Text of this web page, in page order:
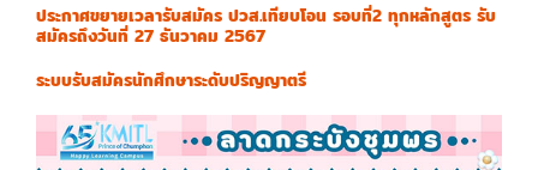
ประกาศขยายเวลารับสมัคร ปวส.เทียบโอน รอบที่2 ทุกหลักสูตร รับ
สมัครถึงวันที่ 27 ธันวาคม 2567
ระบบรับสมัครนักศึกษาระดับปริญญาตรี